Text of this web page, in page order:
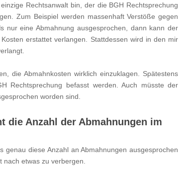
Rechtsanwalt bin, der die BGH Rechtsprechung
Zum Beispiel werden massenhaft Verstöße gegen
nur eine Abmahnung ausgesprochen, dann kann der
erstattet verlangen. Stattdessen wird in den mir
die Abmahnkosten wirklich einzuklagen. Spätestens
Rechtsprechung befasst werden. Auch müsste der
worden sind.
die Anzahl der Abmahnungen im
diese Anzahl an Abmahnungen ausgesprochen
etwas zu verbergen.